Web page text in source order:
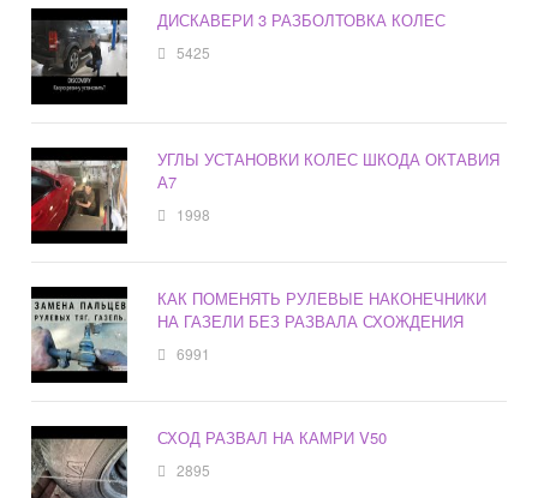
ДИСКАВЕРИ 3 РАЗБОЛТОВКА КОЛЕС
5425
УГЛЫ УСТАНОВКИ КОЛЕС ШКОДА ОКТАВИЯ
А7
1998
КАК ПОМЕНЯТЬ РУЛЕВЫЕ НАКОНЕЧНИКИ
НА ГАЗЕЛИ БЕЗ РАЗВАЛА СХОЖДЕНИЯ
6991
СХОД РАЗВАЛ НА КАМРИ V50
2895